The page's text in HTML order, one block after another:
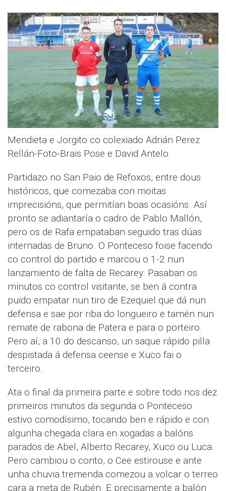
Mendieta e Jorgito co colexiado Adrián Perez
Rellán-Foto-Brais Pose e David Antelo
Partidazo no San Paio de Refoxos, entre dous
históricos, que comezaba con moitas
imprecisións, que permitían boas ocasións. Así
pronto se adiantaría o cadro de Pablo Mallón,
pero os de Rafa empataban seguido tras dúas
internadas de Bruno. O Ponteceso foise facendo
co control do partido e marcou o 1-2 nun
lanzamiento de falta de Recarey. Pasaban os
minutos co control visitante, se ben á contra
puido empatar nun tiro de Ezequiel que dá nun
defensa e sae por riba do longueiro e tamén nun
remate de rabona de Patera e para o porteiro.
Pero aí, a 10 do descanso, un saque rápido pilla
despistada á defensa ceense e Xuco fai o
terceiro.
Ata o final da primeira parte e sobre todo nos dez
primeiros minutos da segunda o Ponteceso
estivo comodísimo, tocando ben e rápido e con
algunha chegada clara en xogadas a balóns
parados de Abel, Alberto Recarey, Xuco ou Luca.
Pero cambiou o conto, o Cee estirouse e ante
unha chuvia tremenda comezou a volcar o terreo
cara a meta de Rubén. E precisamente a balón